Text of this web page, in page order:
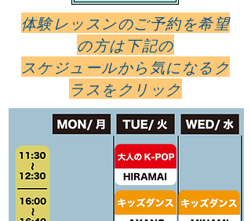
体験レッスンのご予約を希望
の方は下記の
スケジュールから気になるク
ラスをクリック